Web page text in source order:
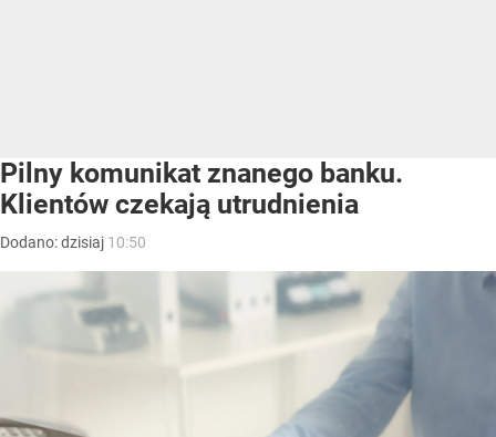
Pilny komunikat znanego banku.
Klientów czekają utrudnienia
Dodano:dzisiaj 10:50